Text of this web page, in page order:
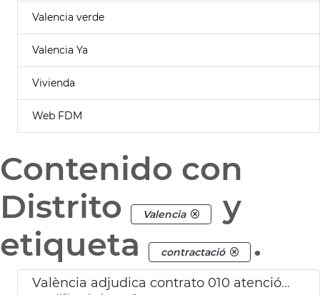
Valencia verde
Valencia Ya
Vivienda
Web FDM
Contenido con
Distrito
Valencia
y
etiqueta
contractació .
València adjudica contrato 010 atención ciudadana